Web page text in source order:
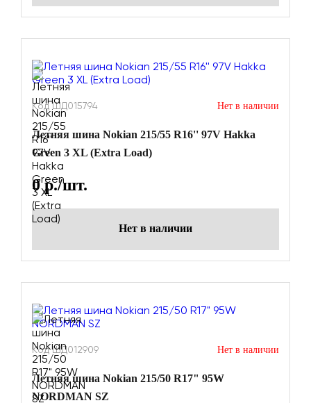
Код ШД015794 Нет в наличии
Летняя шина Nokian 215/55 R16'' 97V Hakka
Green 3 XL (Extra Load)
0р./шт.
Нет в наличии
Код ШД012909 Нет в наличии
Летняя шина Nokian 215/50 R17" 95W
NORDMAN SZ